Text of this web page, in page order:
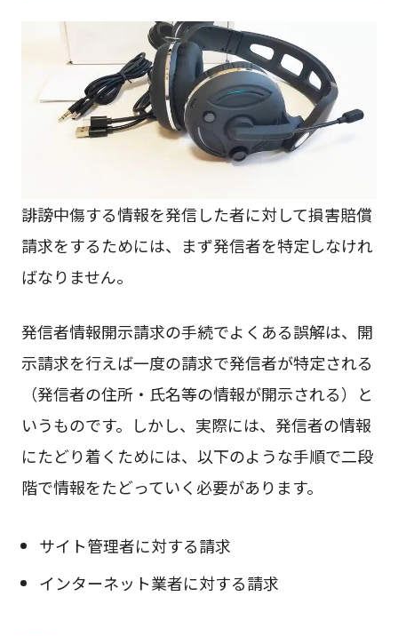
誹謗中傷する情報を発信した者に対して損害賠償
請求をするためには、まず発信者を特定しなけれ
ばなりません。
発信者情報開示請求の手続でよくある誤解は、開
示請求を行えば一度の請求で発信者が特定される
（発信者の住所・氏名等の情報が開示される）と
いうものです。しかし、実際には、発信者の情報
にたどり着くためには、以下のような手順で二段
階で情報をたどっていく必要があります。
サイト管理者に対する請求
インターネット業者に対する請求